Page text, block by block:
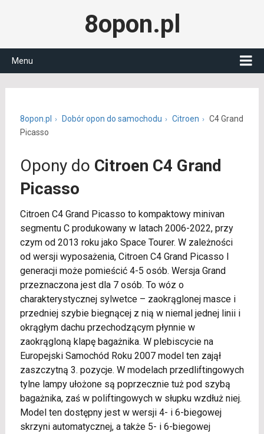
8opon.pl
Menu
8opon.pl Dobór opon do samochodu Citroen
C4 Grand
Picasso
Opony do Citroen C4 Grand
Picasso
Citroen C4 Grand Picasso to kompaktowy minivan
segmentu C produkowany w latach 2006-2022, przy
czym od 2013 roku jako Space Tourer. W zależności
od wersji wyposażenia, Citroen C4 Grand Picasso I
generacji może pomieścić 4-5 osób. Wersja Grand
przeznaczona jest dla 7 osób. To wóz o
charakterystycznej sylwetce – zaokrąglonej masce i
przedniej szybie biegnącej z nią w niemal jednej linii i
okrągłym dachu przechodzącym płynnie w
zaokrągloną klapę bagażnika. W plebiscycie na
Europejski Samochód Roku 2007 model ten zajął
zaszczytną 3. pozycje. W modelach przedliftingowych
tylne lampy ułożone są poprzecznie tuż pod szybą
bagażnika, zaś w poliftingowych w słupku wzdłuż niej.
Model ten dostępny jest w wersji 4- i 6-biegowej
skrzyni automatycznej, a także 5- i 6-biegowej